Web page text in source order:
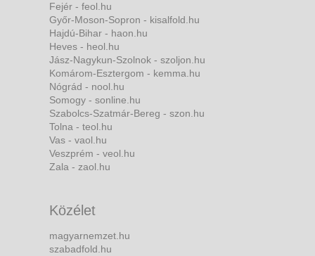
Fejér - feol.hu
Győr-Moson-Sopron - kisalfold.hu
Hajdú-Bihar - haon.hu
Heves - heol.hu
Jász-Nagykun-Szolnok - szoljon.hu
Komárom-Esztergom - kemma.hu
Nógrád - nool.hu
Somogy - sonline.hu
Szabolcs-Szatmár-Bereg - szon.hu
Tolna - teol.hu
Vas - vaol.hu
Veszprém - veol.hu
Zala - zaol.hu
Közélet
magyarnemzet.hu
szabadfold.hu